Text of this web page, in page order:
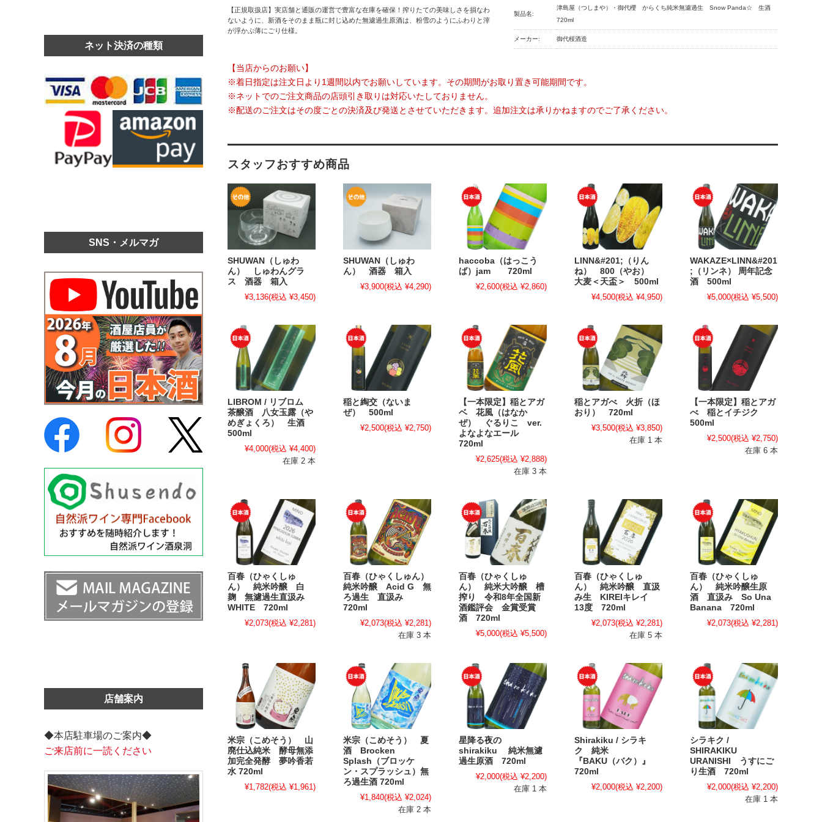
【正規取扱店】実店舗と通販の運営で豊富な在庫を確保！搾りたての美味しさを損なわ
ないように、新酒をそのまま瓶に封じ込めた無濾過生原酒は、粉雪のようにふわりと滓
が浮かぶ薄にごり仕様。
製品名:
津島屋（つしまや）・御代櫻 からくち純米無濾過生 Snow Panda☆ 生酒
720ml
メーカー: 御代桜酒造
【当店からのお願い】
※着日指定は注文日より1週間以内でお願いしています。その期間がお取り置き可能期間です。
※ネットでのご注文商品の店頭引き取りは対応いたしておりません。
※配送のご注文はその度ごとの決済及び発送とさせていただきます。追加注文は承りかねますのでご了承ください。
スタッフおすすめ商品
SHUWAN（しゅわ
ん） しゅわんグラ
ス 酒器 箱入
¥3,136(税込 ¥3,450)
SHUWAN（しゅわ
ん） 酒器 箱入
¥3,900(税込 ¥4,290)
haccoba（はっこう
ば）jam 720ml
¥2,600(税込 ¥2,860)
LINN&#201;（りん
ね） 800（やお）
大麦＜天盃＞ 500ml
¥4,500(税込 ¥4,950)
WAKAZE×LINN&#201
;（リンネ） 周年記念
酒 500ml
¥5,000(税込 ¥5,500)
LIBROM / リブロム
茶醸酒 八女玉露（や
めぎょくろ） 生酒
500ml
¥4,000(税込 ¥4,400)
在庫 2 本
稲と綯交（ないま
ぜ） 500ml
¥2,500(税込 ¥2,750)
【一本限定】稲とアガ
ベ 花風（はなか
ぜ） ぐるりこ ver.
よなよなエール
720ml
¥2,625(税込 ¥2,888)
在庫 3 本
稲とアガべ 火折（ほ
おり） 720ml
¥3,500(税込 ¥3,850)
在庫 1 本
【一本限定】稲とアガ
べ 稲とイチジク
500ml
¥2,500(税込 ¥2,750)
在庫 6 本
百春（ひゃくしゅ
ん） 純米吟醸 白
麹 無濾過生直汲み
WHITE 720ml
¥2,073(税込 ¥2,281)
百春（ひゃくしゅん）
純米吟醸 Acid G 無
ろ過生 直汲み
720ml
¥2,073(税込 ¥2,281)
在庫 3 本
百春（ひゃくしゅ
ん） 純米大吟醸 槽
搾り 令和8年全国新
酒鑑評会 金賞受賞
酒 720ml
¥5,000(税込 ¥5,500)
百春（ひゃくしゅ
ん） 純米吟醸 直汲
み生 KIREIキレイ
13度 720ml
¥2,073(税込 ¥2,281)
在庫 5 本
百春（ひゃくしゅ
ん） 純米吟醸生原
酒 直汲み So Una
Banana 720ml
¥2,073(税込 ¥2,281)
米宗（こめそう） 山
廃仕込純米 酵母無添
加完全発酵 夢吟香若
水 720ml
¥1,782(税込 ¥1,961)
米宗（こめそう） 夏
酒 Brocken
Splash（ブロッケ
ン・スプラッシュ）無
ろ過生酒 720ml
¥1,840(税込 ¥2,024)
在庫 2 本
星降る夜の
shirakiku 純米無濾
過生原酒 720ml
¥2,000(税込 ¥2,200)
在庫 1 本
Shirakiku / シラキ
ク 純米
『BAKU（バク）』
720ml
¥2,000(税込 ¥2,200)
シラキク /
SHIRAKIKU
URANISHI うすにご
り生酒 720ml
¥2,000(税込 ¥2,200)
在庫 1 本
ネット決済の種類
SNS・メルマガ
店舗案内
◆本店駐車場のご案内◆
ご来店前に一読ください